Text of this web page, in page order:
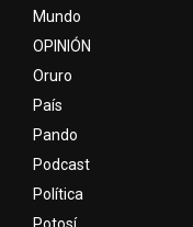
Mundo
OPINIÓN
Oruro
País
Pando
Podcast
Política